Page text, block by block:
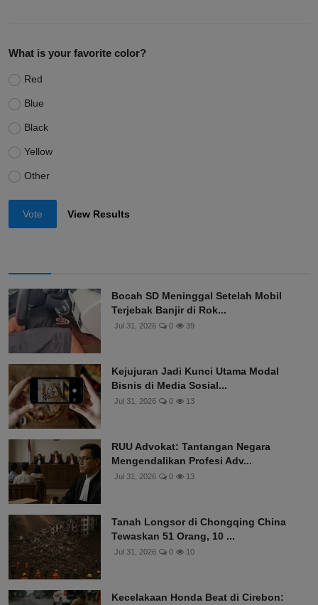
What is your favorite color?
Red
Blue
Black
Yellow
Other
Vote View Results
Bocah SD Meninggal Setelah Mobil
Terjebak Banjir di Rok...
Jul 31, 2026 0 39
Kejujuran Jadi Kunci Utama Modal
Bisnis di Media Sosial...
Jul 31, 2026 0 13
RUU Advokat: Tantangan Negara
Mengendalikan Profesi Adv...
Jul 31, 2026 0 13
Tanah Longsor di Chongqing China
Tewaskan 51 Orang, 10 ...
Jul 31, 2026 0 10
Kecelakaan Honda Beat di Cirebon: